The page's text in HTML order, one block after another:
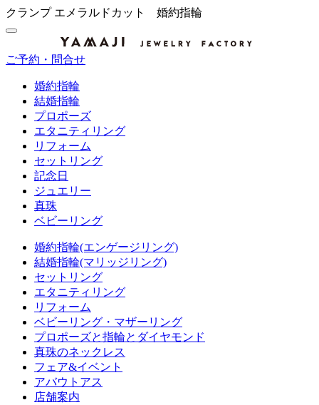
クランプ エメラルドカット 婚約指輪
ご予約・問合せ
婚約指輪
結婚指輪
プロポーズ
エタニティリング
リフォーム
セットリング
記念日
ジュエリー
真珠
ベビーリング
婚約指輪(エンゲージリング)
結婚指輪(マリッジリング)
セットリング
エタニティリング
リフォーム
ベビーリング・マザーリング
プロポーズと指輪とダイヤモンド
真珠のネックレス
フェア&イベント
アバウトアス
店舗案内